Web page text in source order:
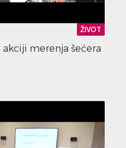
ŽIVOT
merenja šećera